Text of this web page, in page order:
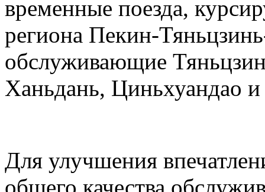
временные поезда,
региона Пекин-
обслуживающие
Ханьдань, Циньхуандао
Для улучшения
общего качества